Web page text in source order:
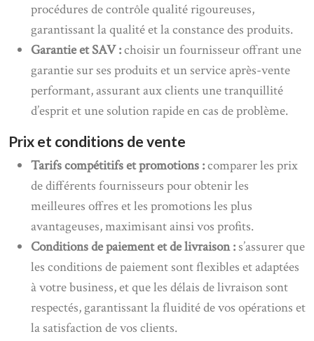
procédures de contrôle qualité rigoureuses,
garantissant la qualité et la constance des produits.
Garantie et SAV :choisir un fournisseur offrant une
garantie sur ses produits et un service après-vente
performant, assurant aux clients une tranquillité
d’esprit et une solution rapide en cas de problème.
Prix et conditions de vente
Tarifs compétitifs et promotions :comparer les prix
de différents fournisseurs pour obtenir les
meilleures offres et les promotions les plus
avantageuses, maximisant ainsi vos profits.
Conditions de paiement et de livraison :s’assurer que
les conditions de paiement sont flexibles et adaptées
à votre business, et que les délais de livraison sont
respectés, garantissant la fluidité de vos opérations et
la satisfaction de vos clients.